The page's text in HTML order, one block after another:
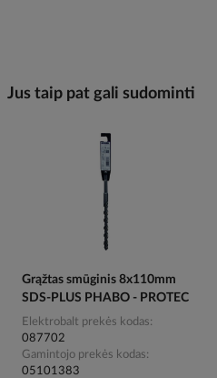
Jus taip pat gali sudominti
Grąžtas smūginis 8x110mm
SDS-PLUS PHABO - PROTEC
Elektrobalt prekės kodas
087702
Gamintojo prekės kodas
05101383